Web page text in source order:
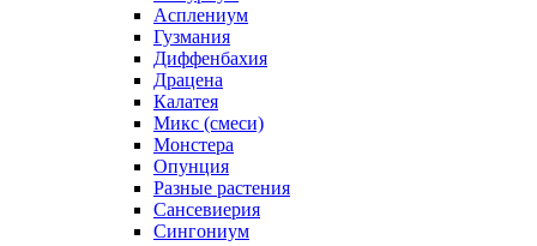
Асплениум
Гузмания
Диффенбахия
Драцена
Калатея
Микс (смеси)
Монстера
Опунция
Разные растения
Сансевиерия
Сингониум